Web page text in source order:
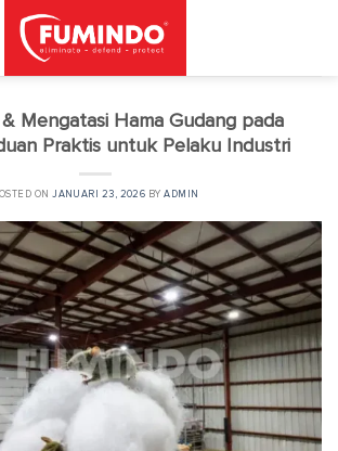
Mengatasi Hama Gudang pada
Praktis untuk Pelaku Industri
ONJANUARI 23, 2026 BYADMIN